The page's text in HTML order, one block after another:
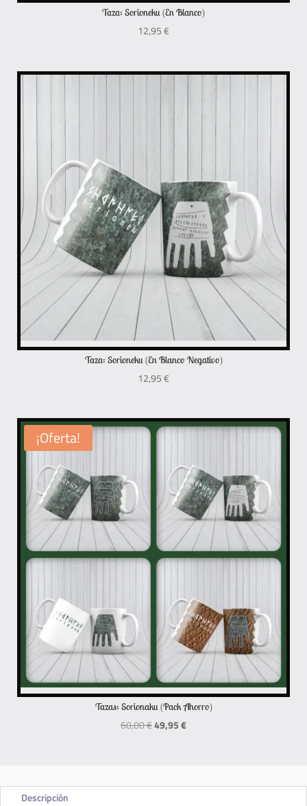
Taza: Sorioneku (En Blanco)
12,95€
Taza: Sorioneku (En Blanco Negativo)
12,95€
¡Oferta!
Tazas: Sorionaku (Pack Ahorro)
60,00€El
49,95€El
Descripción